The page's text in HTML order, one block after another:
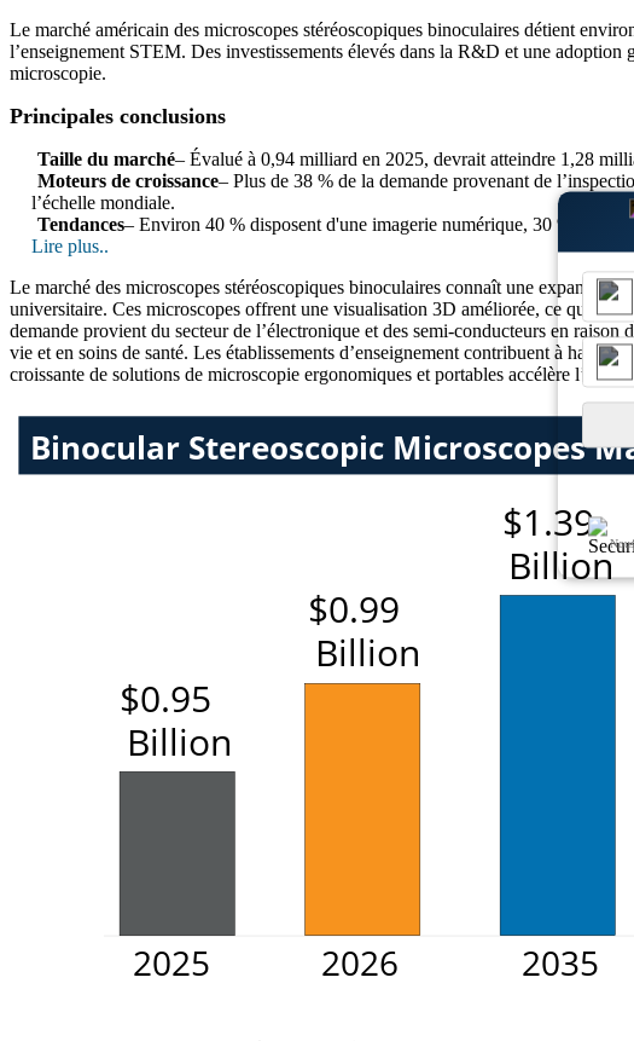
Le marché américain des microscopes stéréoscopiques binoculaires détient
l’enseignement STEM. Des investissements élevés dans la R&D et une adoption
microscopie.
Principales conclusions
Taille du marché– Évalué à 0,94 milliard en 2025, devrait atteindre 1,28
Moteurs de croissance– Plus de 38 % de la demande provenant de
l’échelle mondiale.
Tendances– Environ 40 % disposent d'une imagerie numérique, 30 % sont
Lire plus..
Le marché des microscopes stéréoscopiques binoculaires connaît une expansion
universitaire. Ces microscopes offrent une visualisation 3D améliorée, ce qui les
demande provient du secteur de l’électronique et des semi-conducteurs en
vie et en soins de santé. Les établissements d’enseignement contribuent à
croissante de solutions de microscopie ergonomiques et portables accélère